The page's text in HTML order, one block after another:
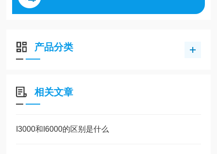
产品分类
相关文章
I3000和I6000的区别是什么